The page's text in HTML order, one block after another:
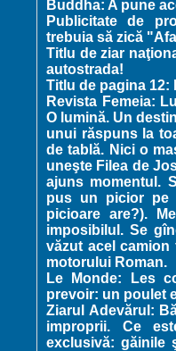
Buddha: A pune
Publicitate de
trebuia să zică
Titlu de ziar
autostrada!
Titlu de pagina 12:
Revista Femeia:
O lumină. Un
unui răspuns la
de tablă. Nici o
uneşte Filea de
ajuns momentul.
pus un picior pe
picioare are?).
imposibilul. Se
văzut acel camion
motorului Roman.
Le Monde: Les
prevoir: un poulet
Ziarul Adevărul:
improprii. Ce
exclusivă: găinile